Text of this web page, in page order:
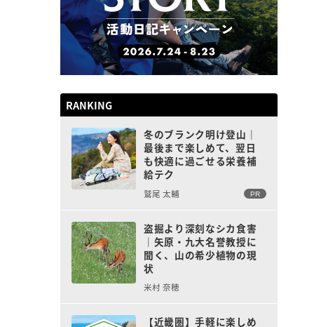
RANKING
冬のブランク明け登山｜
最後まで楽しめて、翌日
も快適に過ごせる栄養補
給テク
鷲尾 太輔 PR
盗掘より深刻なシカ食害
｜矢原・九大名誉教授に
聞く、山の希少植物の現
状
米村 奈穂
【近畿圏】手軽に楽しめ